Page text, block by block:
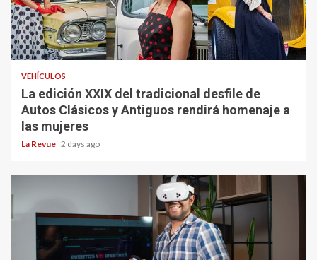
VEHÍCULOS
La edición XXIX del tradicional desfile de
Autos Clásicos y Antiguos rendirá homenaje a
las mujeres
La Revue 2 days ago